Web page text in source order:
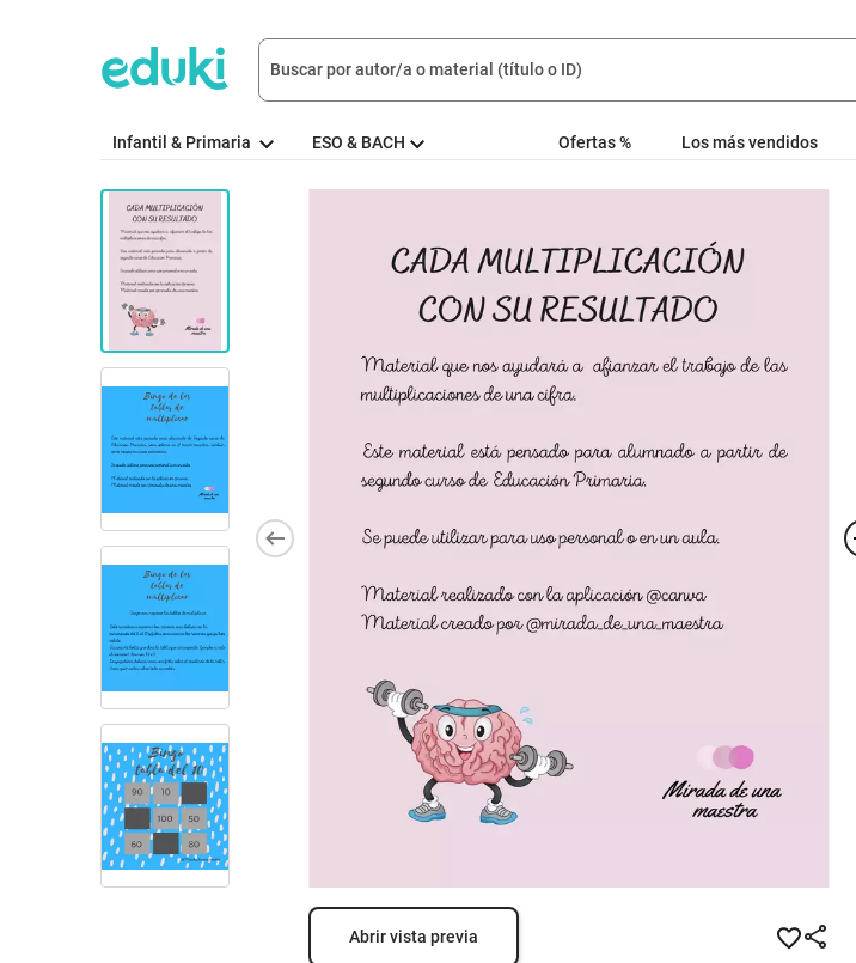
Infantil & Primaria ESO & BACH Ofertas % Los más vendidos
Abrir vista previa